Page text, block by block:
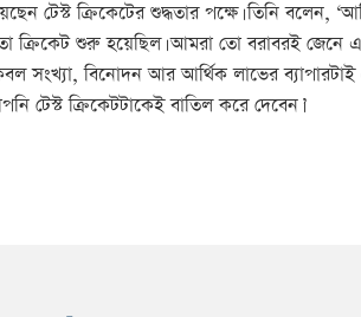
টেস্ট ক্রিকেটের শুদ্ধতার পক্ষে। তিনি বলেন,
ক্রিকেট শুরু হয়েছিল। আমরা তো বরাবরই জেনে
সংখ্যা, বিনোদন আর আর্থিক লাভের
টেস্ট ক্রিকেটটাকেই বাতিল করে দেবেন।’